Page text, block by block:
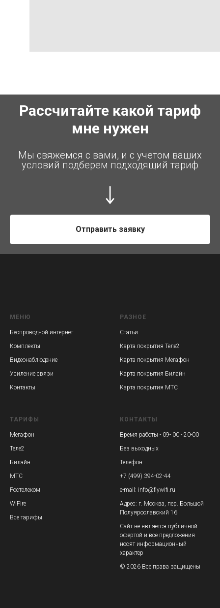
Рассчитайте какой тариф
мне нужен
Мы свяжемся с вами, и с учетом ваших
условий подберем подходящий тариф
Отправить заявку
МЕНЮ
Беспроводной интернет
Комплекты
Видеонаблюдение
Усиление связи
Контакты
РАЗНОЕ
Статьи
Карта покрытия Теле2
Карта покрытия Мегафон
Карта покрытия Билайн
Карта покрытия МТС
ТАРИФЫ
Мегафон
Теле2
Билайн
МТС
Ростелеком
WiFire
Все тарифы
КОНТАКТЫ
Время работы - 09- 00 - 20-00
Без выходных
Телефон:
+7 (499) 394-02-44
e-mail: info@flywifi.ru
Адрес: г. Москва, пер. Большой
Полуярославский 16
Сайт не является публичной
офертой и все предложения
носят информационный
характер
© 2026 Все права защищены